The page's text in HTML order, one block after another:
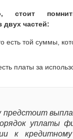
стоит
двух частей:
есть той суммы,
платы за
предстоит
уплаты
к